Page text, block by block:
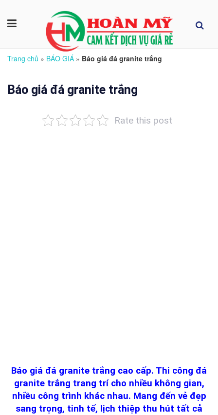
Trang chủ » BÁO GIÁ » Báo giá đá granite trắng
Báo giá đá granite trắng
Rate this post
Báo giá đá granite trắng cao cấp. Thi công đá
granite trắng trang trí cho nhiều không gian,
nhiều công trình khác nhau. Mang đến vẻ đẹp
sang trọng, tinh tế, lịch thiệp thu hút tất cả